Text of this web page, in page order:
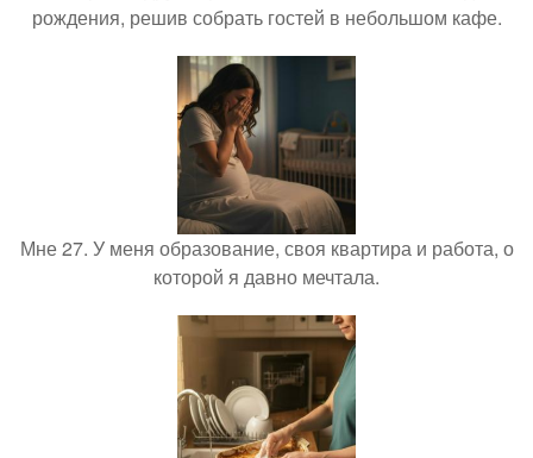
рождения, решив собрать гостей в небольшом кафе.
Мне 27. У меня образование, своя квартира и работа, о
которой я давно мечтала.